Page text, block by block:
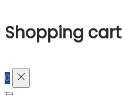
Shopping cart
0